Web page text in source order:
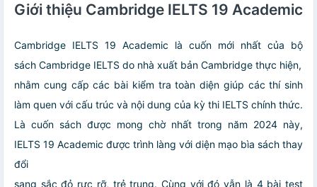
Giới thiệu Cambridge IELTS 19 Academic
Cambridge IELTS 19 Academic là cuốn mới nhất của bộ
sách Cambridge IELTS do nhà xuất bản Cambridge thực hiện,
nhằm cung cấp các bài kiểm tra toàn diện giúp các thí sinh
làm quen với cấu trúc và nội dung của kỳ thi IELTS chính thức.
Là cuốn sách được mong chờ nhất trong năm 2024 này,
IELTS 19 Academic được trình làng với diện mạo bìa sách thay
đổi
sang sắc đỏ rực rỡ, trẻ trung. Cùng với đó vẫn là 4 bài test